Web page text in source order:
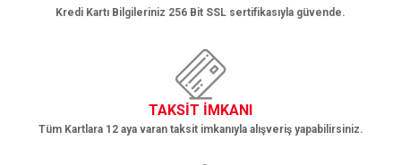
Kredi Kartı Bilgileriniz 256 Bit SSL sertifikasıyla güvende.
TAKSİT İMKANI
Tüm Kartlara 12 aya varan taksit imkanıyla alışveriş yapabilirsiniz.